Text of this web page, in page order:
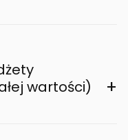
wartości)
+